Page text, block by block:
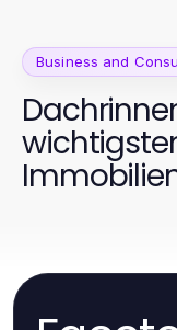
Business and